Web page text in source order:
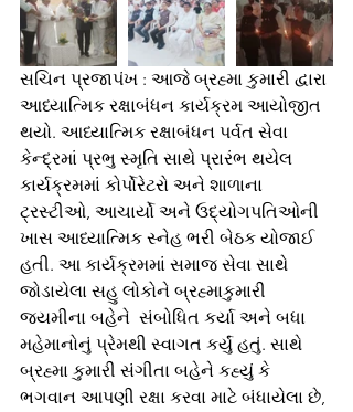
સચિન પ્રજાપંખ : આજે બ્રહ્મા કુમારી દ્વારા
આધ્યાત્મિક રક્ષાબંધન કાર્યક્રમ આયોજીત
થયો. આધ્યાત્મિક રક્ષાબંધન પર્વત સેવા
કેન્દ્રમાં પ્રભુ સ્મૃતિ સાથે પ્રારંભ થયેલ
કાર્યક્રમમાં કોર્પોરેટરો અને શાળાના
ટ્રસ્ટીઓ, આચાર્યો અને ઉદ્યોગપતિઓની
ખાસ આધ્યાત્મિક સ્નેહ ભરી બેઠક યોજાઈ
હતી. આ કાર્યક્રમમાં સમાજ સેવા સાથે
જોડાયેલા સહુ લોકોને બ્રહ્માકુમારી
જયમીના બહેને  સંબોધિત કર્યા અને બધા
મહેમાનોનું પ્રેમથી સ્વાગત કર્યું હતું. સાથે
બ્રહ્મા કુમારી સંગીતા બહેને કહ્યું કે
ભગવાન આપણી રક્ષા કરવા માટે બંધાયેલા છે,